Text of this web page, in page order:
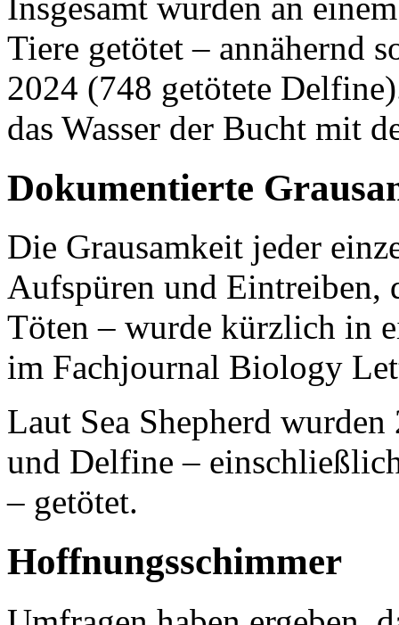
Tiere getötet – annähernd
2024 (748 getötete
das Wasser der Bucht mit
Dokumentierte
Die Grausamkeit jeder
Aufspüren und Eintreiben,
Töten – wurde kürzlich in
im Fachjournal Biology
Laut Sea Shepherd
und Delfine –
– getötet.
Hoffnungsschimmer